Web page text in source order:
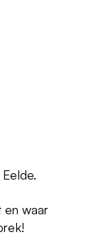
en waar